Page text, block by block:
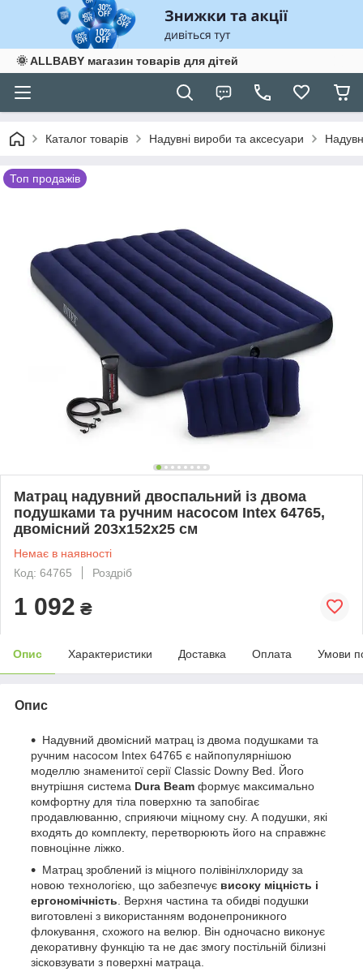
🌞 ALLBABY магазин товарів для дітей
Каталог товарів Надувні вироби та аксесуари
Топ продажів
Матрац надувний двоспальний із двома
подушками та ручним насосом Intex 64765,
двомісний 203х152х25 см
Немає в наявності
Код: 64765
Роздріб
1 092 ₴
Опис Характеристики Доставка Оплата Умови
Опис
Надувний двомісний матрац із двома подушками та
ручним насосом Intex 64765 є найпопулярнішою
моделлю знаменитої серії Classic Downy Bed. Його
внутрішня система Dura Beam формує максимально
комфортну для тіла поверхню та запобігає
продавлюванню, сприяючи міцному сну. А подушки, які
входять до комплекту, перетворюють його на справжнє
повноцінне ліжко.
Матрац зроблений із міцного полівінілхлориду за
новою технологією, що забезпечує високу міцність і
ергономічність . Верхня частина та обидві подушки
виготовлені з використанням водонепроникного
флокування, схожого на велюр. Він одночасно виконує
декоративну функцію та не дає змогу постільній білизні
зісковзувати з поверхні матраца.